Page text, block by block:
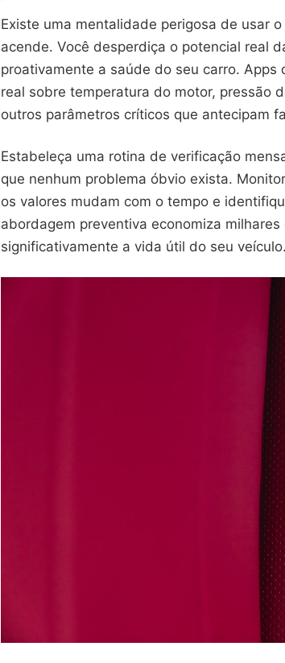
Existe uma mentalidade perigosa de usar
acende. Você desperdiça o potencial real
proativamente a saúde do seu carro.
real sobre temperatura do motor, pressão
outros parâmetros críticos que antecipam
Estabeleça uma rotina de verificação
que nenhum problema óbvio exista.
os valores mudam com o tempo e
abordagem preventiva economiza
significativamente a vida útil do seu veículo.